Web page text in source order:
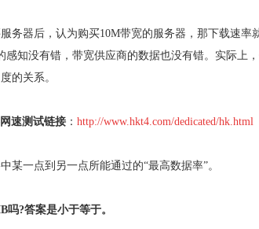
务器后，认为购买10M带宽的服务器，那下载速
感知没有错，带宽供应商的数据也没有错。实际上
的关系。
速测试链接 ： http://www.hkt4.com/dedicated/hk.html
某一点到另一点所能通过的“最高数据率”。
吗?答案是小于等于。